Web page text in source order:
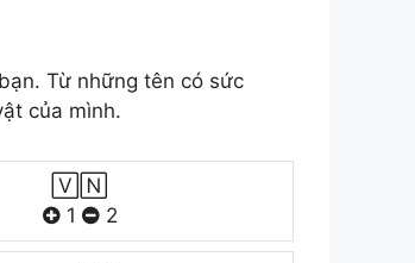
Từ những tên có sức
của mình.
🅅🄽
1
2